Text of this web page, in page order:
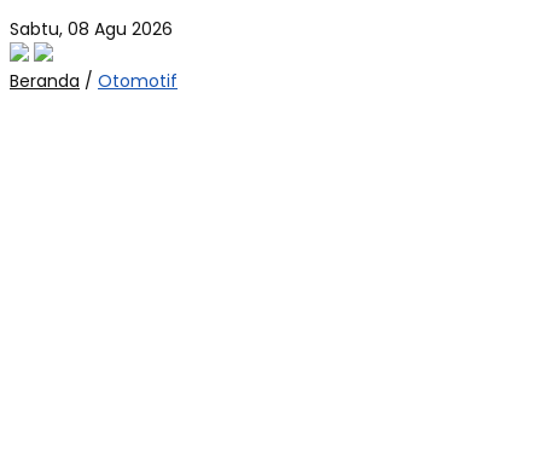
Sabtu, 08 Agu 2026
Beranda / Otomotif